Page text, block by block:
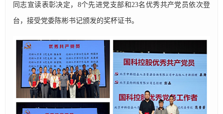
同志宣读表彰决定，8个先进党支部和23名优秀共产党员依次登
台，接受党委陈彬书记颁发的奖杯证书。